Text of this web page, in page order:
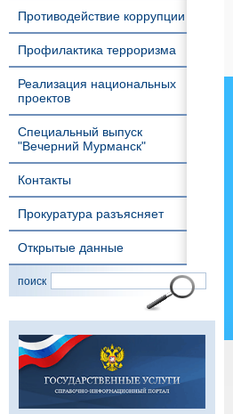
Противодействие коррупции
Профилактика терроризма
Реализация национальных
проектов
Специальный выпуск
"Вечерний Мурманск"
Контакты
Прокуратура разъясняет
Открытые данные
поиск